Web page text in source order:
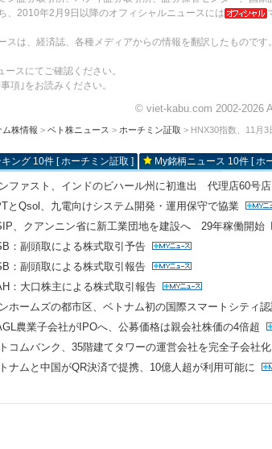
、2010年2月9日以降のオフィシャルニュースには
は、経済誌、各種メディアからの情報を翻訳したものです。
スにてご確認ください。
項｣をお読みください。
© viet-kabu.com 2002-2026
ム株情報 > ベト株ニュース > ホーチミン証取 > HNX30指数、11月3
キング 10件 [ ホーチミン証取 ] My銘柄ニュース 10件 [ ホ
ファスト、インドのビハール州に初進出 代理店60号
とQsol、九電向けシステム開発・運用保守で協業
、クアンニン省に新工業団地を建設へ 29年稼働開始
：副頭取による株式取引予告
：副頭取による株式取引報告
：大口株主による株式取引報告
ホームズの都市区、ベトナム初の国際スマートシティ
農業子会社がIPOへ、公募価格は親会社株価の4倍超
コムバンク、35階建てタワーの運営会社を完全子会社化
ナムと中国がQR決済で提携、10億人超が利用可能に